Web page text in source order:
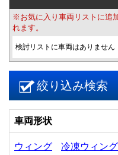
※お気に入り車両リストに追
れます。
検討リストに車両はありません
絞り込み検索
車両形状
ウィング 冷凍ウィング